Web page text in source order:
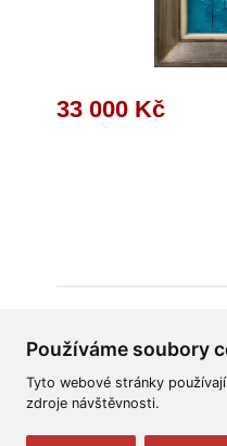
Používáme soubory
Tyto webové stránky
zdroje návštěvnosti.
33 000 Kč